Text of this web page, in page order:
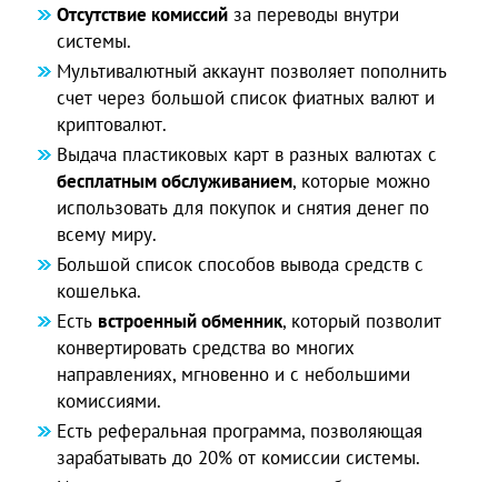
Отсутствие комиссий за переводы внутри
системы.
Мультивалютный аккаунт позволяет пополнить
счет через большой список фиатных валют и
криптовалют.
Выдача пластиковых карт в разных валютах с
бесплатным обслуживанием, которые можно
использовать для покупок и снятия денег по
всему миру.
Большой список способов вывода средств с
кошелька.
Есть встроенный обменник, который позволит
конвертировать средства во многих
направлениях, мгновенно и с небольшими
комиссиями.
Есть реферальная программа, позволяющая
зарабатывать до 20% от комиссии системы.